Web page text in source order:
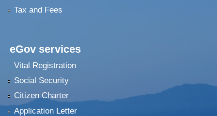
Tax and Fees
eGov services
Vital Registration
Social Security
Citizen Charter
Application Letter